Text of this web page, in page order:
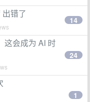
错了
14
这会成为 AI 时
24
1